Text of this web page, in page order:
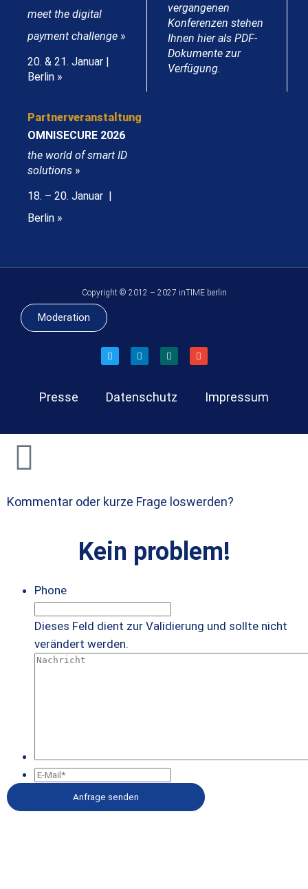
meet the digital
payment challenge »
20. & 21. Januar |
Berlin »
vergangenen
Konferenzen stehen
Ihnen hier als PDF-
Dokumente zur
Verfügung.
Partnerveranstaltung
OMNISECURE 2026
the world of smart ID
solutions »
18. – 20. Januar |
Berlin »
Copyright © 2012 – 2027 inTIME berlin
Moderation
Presse Datenschutz Impressum
Kommentar oder kurze Frage loswerden?
Kein problem!
Phone
Dieses Feld dient zur Validierung und sollte nicht
verändert werden.